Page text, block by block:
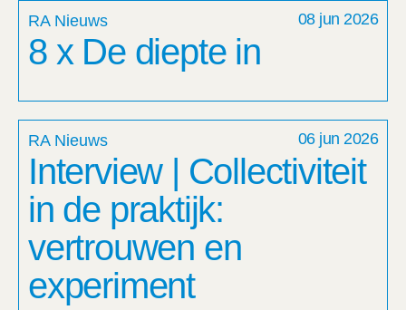
RA Nieuws 08 jun 2026
8 x De diepte in
RA Nieuws 06 jun 2026
Interview | Collectiviteit
in de praktijk:
vertrouwen en
experiment